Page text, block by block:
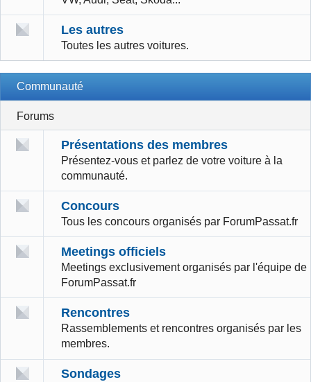
Les autres
Toutes les autres voitures.
Communauté
Forums
Présentations des membres
Présentez-vous et parlez de votre voiture à la
communauté.
Concours
Tous les concours organisés par ForumPassat.fr
Meetings officiels
Meetings exclusivement organisés par l'équipe de
ForumPassat.fr
Rencontres
Rassemblements et rencontres organisés par les
membres.
Sondages